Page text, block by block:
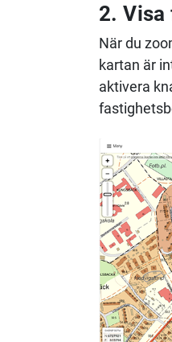
2.
När du
kartan är
aktivera